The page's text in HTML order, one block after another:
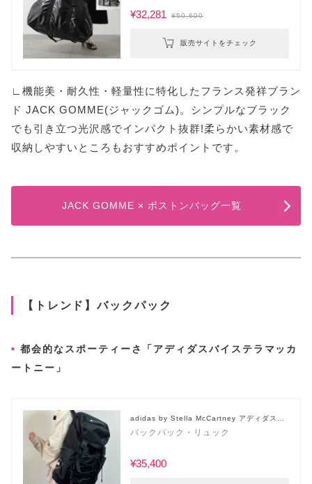
¥32,281 ¥50,600
販売サイトをチェック
∟機能美・耐久性・軽量性に特化したフランス発祥ブラン
ド JACK GOMME(ジャックゴム)。シンプルなブラック
でも引き立つ光沢感でインパクト抜群!柔らかい素材感で
収納しやすいところもおすすめポイントです。
JACK GOMME × ボストンバッグ一覧
【トレンド】バックパック
都会的なスポーティーさ「アディダスバイステラマッカ
ートニー」
adidas by Stella McCartney アディダスバ
イステラマッカートニー
バックパック・リュック
¥35,400